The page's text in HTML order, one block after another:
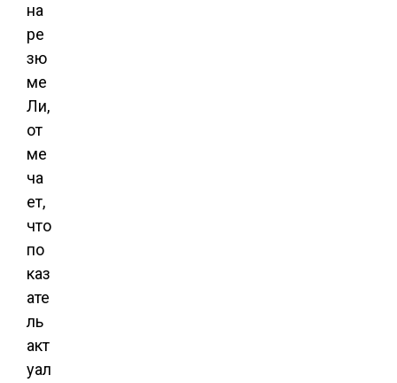
на
ре
зю
ме
Ли,
от
ме
ча
ет,
что
по
каз
ате
ль
акт
уал